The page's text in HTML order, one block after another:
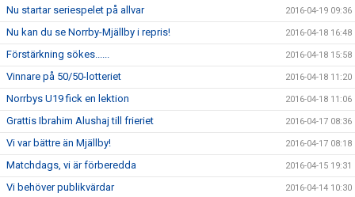
Nu startar seriespelet på allvar 2016-04-19 09:36
Nu kan du se Norrby-Mjällby i repris! 2016-04-18 16:48
Förstärkning sökes...... 2016-04-18 15:58
Vinnare på 50/50-lotteriet 2016-04-18 11:20
Norrbys U19 fick en lektion 2016-04-18 11:06
Grattis Ibrahim Alushaj till frieriet 2016-04-17 08:36
Vi var bättre än Mjällby! 2016-04-17 08:18
Matchdags, vi är förberedda 2016-04-15 19:31
Vi behöver publikvärdar 2016-04-14 10:30